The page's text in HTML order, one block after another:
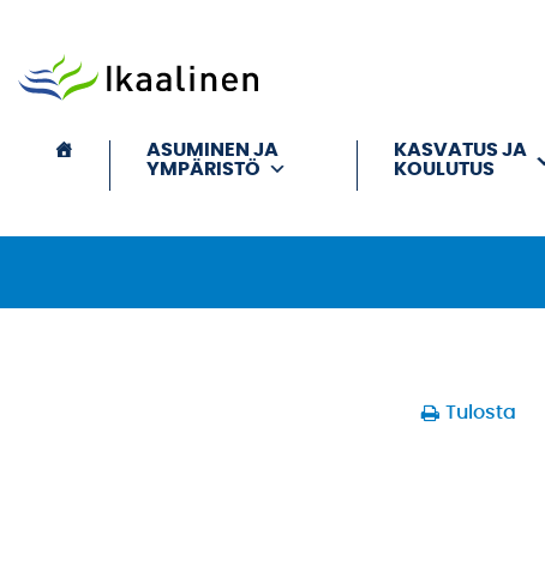
ASUMINEN JA
YMPÄRISTÖ
KASVATUS JA
KOULUTUS
Tulosta